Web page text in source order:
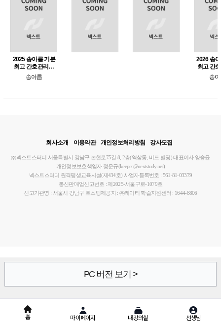
홈 마이페이지 내강의실 선생님
2025 송아름 기분
최고 간호관리학
기출문제집 (e-교재
만 구매가능)
송아름
2026 송
최고 간
기출문제
만 구
송
회사소개 이용약관 개인정보처리방침 강사모집
㈜넥스트스터디 서울특별시 강남구 논현로75길 8, 2층(역삼동, 비드 빌딩)대표이사 양승윤
개인정보보호책임자 정운규(keeper@nextstudy.net)
넥스트스터디 원격평생교육시설(제434호) 사업자등록번호 : 561-81-03379
통신판매업신고번호 : 제2025-서울구로-1079호
신고기관명 : 서울시 강남구 호스팅제공자 : ㈜케이티 학습지원센터 : 1644-8806
PC 버전 보기 >